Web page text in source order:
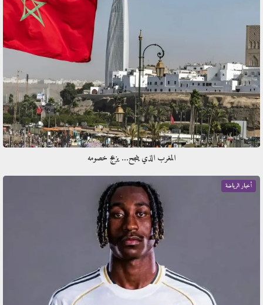
المغرب الذي ينجح… يزعج خصومه
أخبار الرياضة